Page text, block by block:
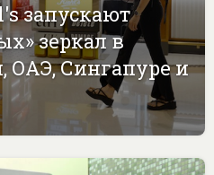
запускают
зеркал в
ОАЭ, Сингапуре и